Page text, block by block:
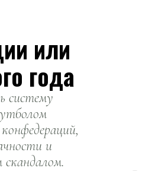
или
года
систему
и